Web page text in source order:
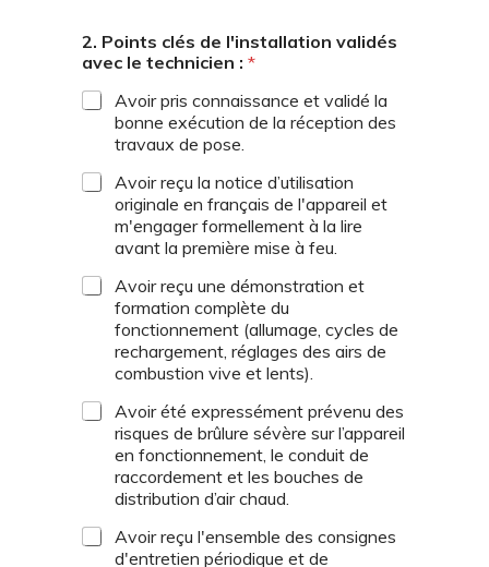
2. Points clés de l'installation validés
avec le technicien : *
Avoir pris connaissance et validé la
bonne exécution de la réception des
travaux de pose.
Avoir reçu la notice d’utilisation
originale en français de l'appareil et
m'engager formellement à la lire
avant la première mise à feu.
Avoir reçu une démonstration et
formation complète du
fonctionnement (allumage, cycles de
rechargement, réglages des airs de
combustion vive et lents).
Avoir été expressément prévenu des
risques de brûlure sévère sur l’appareil
en fonctionnement, le conduit de
raccordement et les bouches de
distribution d’air chaud.
Avoir reçu l'ensemble des consignes
d'entretien périodique et de